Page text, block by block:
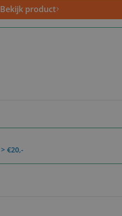
Bekijk product
€20,-